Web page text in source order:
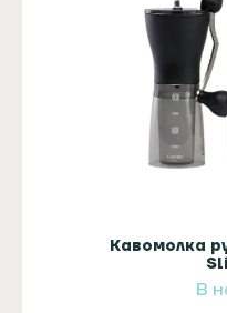
Кавомолка
В